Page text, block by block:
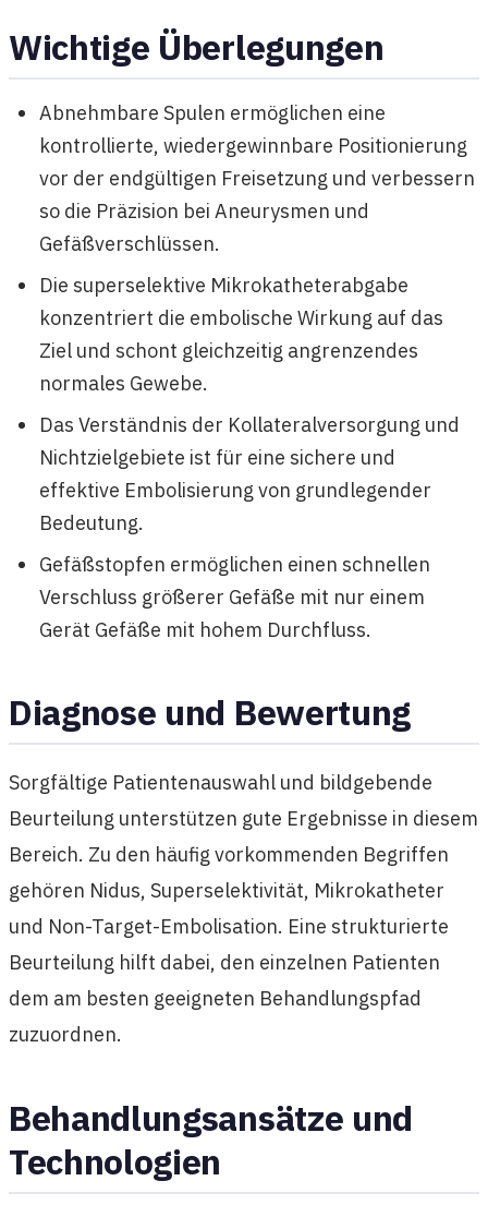
Wichtige Überlegungen
Abnehmbare Spulen ermöglichen eine
kontrollierte, wiedergewinnbare Positionierung
vor der endgültigen Freisetzung und verbessern
so die Präzision bei Aneurysmen und
Gefäßverschlüssen.
Die superselektive Mikrokatheterabgabe
konzentriert die embolische Wirkung auf das
Ziel und schont gleichzeitig angrenzendes
normales Gewebe.
Das Verständnis der Kollateralversorgung und
Nichtzielgebiete ist für eine sichere und
effektive Embolisierung von grundlegender
Bedeutung.
Gefäßstopfen ermöglichen einen schnellen
Verschluss größerer Gefäße mit nur einem
Gerät Gefäße mit hohem Durchfluss.
Diagnose und Bewertung
Sorgfältige Patientenauswahl und bildgebende
Beurteilung unterstützen gute Ergebnisse in diesem
Bereich. Zu den häufig vorkommenden Begriffen
gehören Nidus, Superselektivität, Mikrokatheter
und Non-Target-Embolisation. Eine strukturierte
Beurteilung hilft dabei, den einzelnen Patienten
dem am besten geeigneten Behandlungspfad
zuzuordnen.
Behandlungsansätze und
Technologien